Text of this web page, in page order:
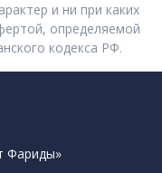
и ни при каких
определяемой
кодекса РФ.
Фариды»